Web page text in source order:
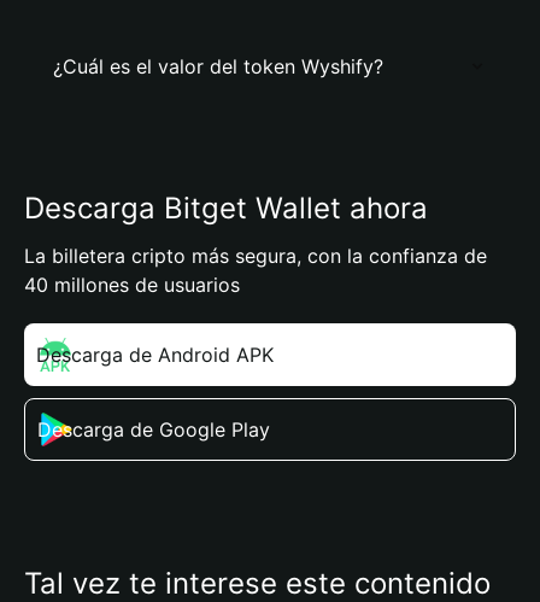
¿Cuál es el valor del token Wyshify?
Descarga Bitget Wallet ahora
La billetera cripto más segura, con la confianza de
40 millones de usuarios
Descarga de Android APK
Descarga de Google Play
Tal vez te interese este contenido